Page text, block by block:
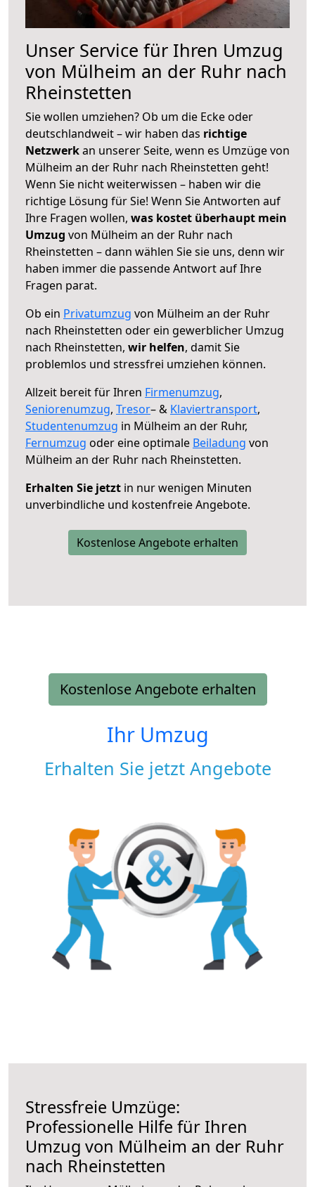
Unser Service für Ihren Umzug
von Mülheim an der Ruhr nach
Rheinstetten
Sie wollen umziehen? Ob um die Ecke oder
deutschlandweit – wir haben das richtige
Netzwerkan unserer Seite, wenn es Umzüge von
Mülheim an der Ruhr nach Rheinstetten geht!
Wenn Sie nicht weiterwissen – haben wir die
richtige Lösung für Sie! Wenn Sie Antworten auf
Ihre Fragen wollen, was kostet überhaupt mein
Umzug von Mülheim an der Ruhr nach
Rheinstetten – dann wählen Sie sie uns, denn wir
haben immer die passende Antwort auf Ihre
Fragen parat.
Ob ein Privatumzug von Mülheim an der Ruhr
nach Rheinstetten oder ein gewerblicher Umzug
nach Rheinstetten, wir helfen, damit Sie
problemlos und stressfrei umziehen können.
Allzeit bereit für Ihren Firmenumzug,
Seniorenumzug, Tresor– & Klaviertransport,
Studentenumzug in Mülheim an der Ruhr,
Fernumzug oder eine optimale Beiladung von
Mülheim an der Ruhr nach Rheinstetten.
Erhalten Sie jetzt in nur wenigen Minuten
unverbindliche und kostenfreie Angebote.
Kostenlose Angebote erhalten
Kostenlose Angebote erhalten
Ihr Umzug
Erhalten Sie jetzt Angebote
Stressfreie Umzüge:
Professionelle Hilfe für Ihren
Umzug von Mülheim an der Ruhr
nach Rheinstetten